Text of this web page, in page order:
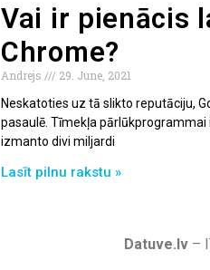
Vai ir pienācis
Chrome?
Andrejs
29. June, 2021
Neskatoties uz tā slikto reputāciju,
pasaulē. Tīmekļa
izmanto divi miljardi
Lasīt pilnu rakstu »
Datuve.lv –